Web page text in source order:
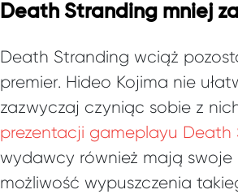
Death Stranding mniej
Death Stranding wciąż
premier. Hideo Kojima nie
zazwyczaj czyniąc sobie z
prezentacji gameplayu Death
wydawcy również mają
możliwość wypuszczenia